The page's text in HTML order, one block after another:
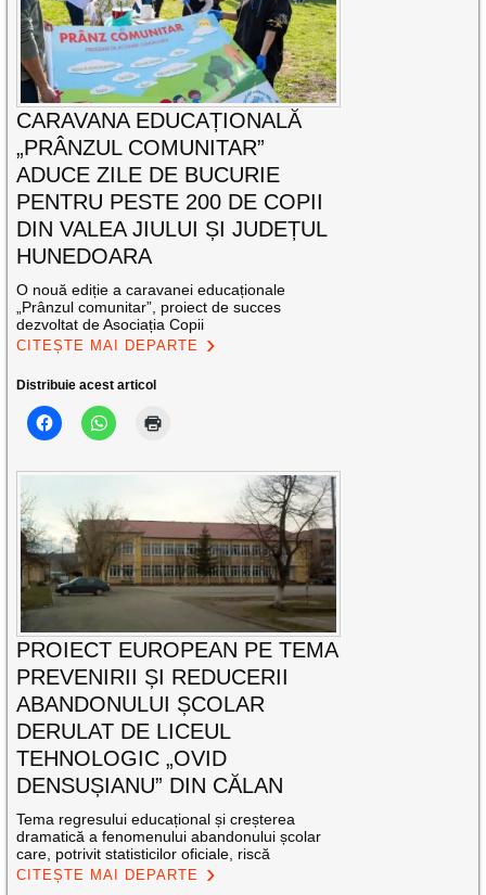
CARAVANA EDUCAȚIONALĂ
„PRÂNZUL COMUNITAR”
ADUCE ZILE DE BUCURIE
PENTRU PESTE 200 DE COPII
DIN VALEA JIULUI ȘI JUDEȚUL
HUNEDOARA
O nouă ediție a caravanei educaționale
„Prânzul comunitar”, proiect de succes
dezvoltat de Asociația Copii
CITEȘTE MAI DEPARTE
Distribuie acest articol
PROIECT EUROPEAN PE TEMA
PREVENIRII ȘI REDUCERII
ABANDONULUI ȘCOLAR
DERULAT DE LICEUL
TEHNOLOGIC „OVID
DENSUȘIANU” DIN CĂLAN
Tema regresului educațional și creșterea
dramatică a fenomenului abandonului școlar
care, potrivit statisticilor oficiale, riscă
CITEȘTE MAI DEPARTE